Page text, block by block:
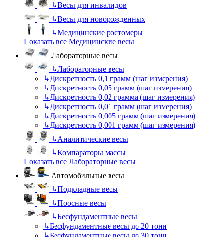
↳Весы для инвалидов
↳Весы для новорожденных
↳Медицинские ростомеры
Показать все Медицинские весы
Лабораторные весы
↳Лабораторные весы
↳Дискретность 0,1 грамм (шаг измерения)
↳Дискретность 0,05 грамм (шаг измерения)
↳Дискретность 0,02 грамма (шаг измерения)
↳Дискретность 0,01 грамм (шаг измерения)
↳Дискретность 0,005 грамм (шаг измерения)
↳Дискретность 0,001 грамм (шаг измерения)
↳Аналитические весы
↳Компараторы массы
Показать все Лабораторные весы
Автомобильные весы
↳Подкладные весы
↳Поосные весы
↳Бесфундаментные весы
↳Бесфундаментные весы до 20 тонн
↳Бесфундаментные весы до 30 тонн